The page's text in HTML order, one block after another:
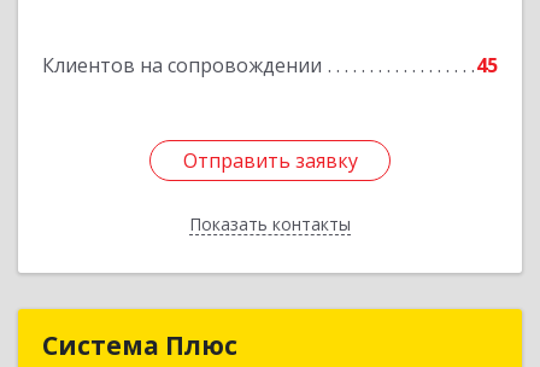
Клиентов на сопровождении 45
Отправить заявку
Показать контакты
Подробнее
Отправить заявку
Назад
Система Плюс